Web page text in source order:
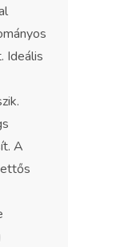
Ideális
A